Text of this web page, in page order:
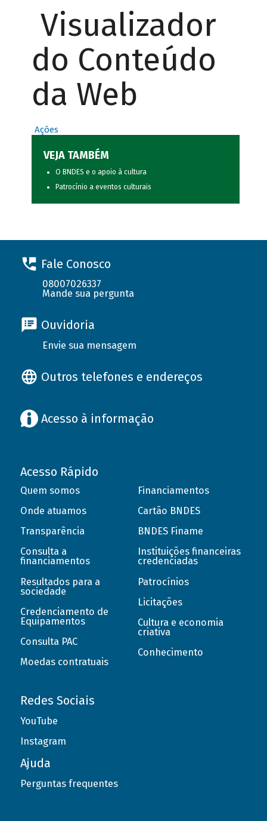
Visualizador
do Conteúdo
da Web
Ações
VEJA TAMBÉM
O BNDES e o apoio à cultura
Patrocínio a eventos culturais
Fale Conosco
08007026337
Mande sua pergunta
Ouvidoria
Envie sua mensagem
Outros telefones e endereços
Acesso à informação
Acesso Rápido
Quem somos
Onde atuamos
Transparência
Consulta a
financiamentos
Resultados para a
sociedade
Credenciamento de
Equipamentos
Consulta PAC
Moedas contratuais
Financiamentos
Cartão BNDES
BNDES Finame
Instituições financeiras
credenciadas
Patrocínios
Licitações
Cultura e economia
criativa
Conhecimento
Redes Sociais
YouTube
Instagram
Ajuda
Perguntas frequentes